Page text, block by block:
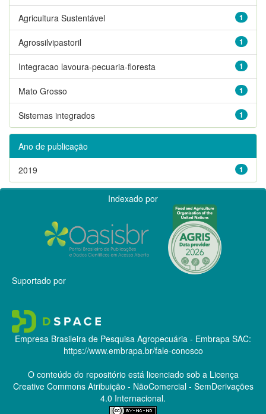
1
Agricultura Sustentável
1
Agrossilvipastoril
1
Integracao lavoura-pecuaria-floresta
1
Mato Grosso
1
Sistemas integrados
Ano de publicação
1
2019
Indexado por
Suportado por
Empresa Brasileira de Pesquisa Agropecuária - Embrapa SAC:
https://www.embrapa.br/fale-conosco
O conteúdo do repositório está licenciado sob a Licença
Creative CommonsAtribuição - NãoComercial - SemDerivações
4.0 Internacional.